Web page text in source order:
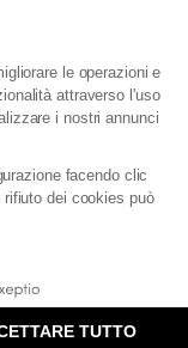
le operazioni e
attraverso l'uso
i nostri annunci
facendo clic
dei cookies può
TUTTO
dei cookie
professionali